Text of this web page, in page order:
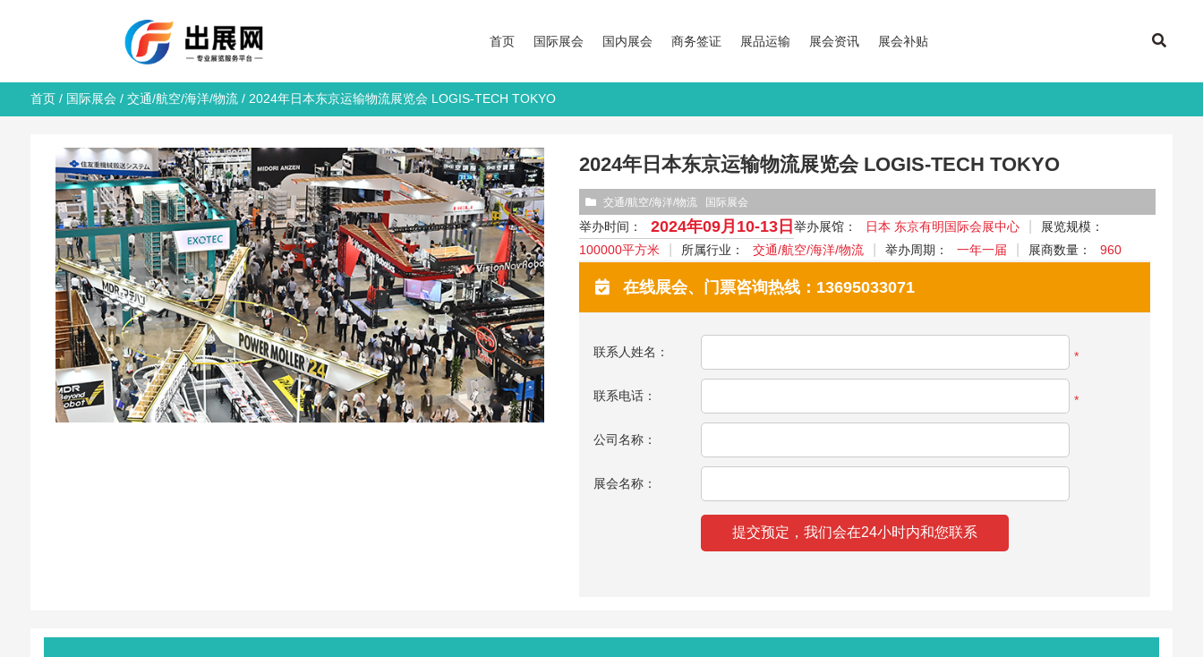
首页 国际展会 国内展会 商务签证 展品运输 展会资讯 展会补贴
首页/ 国际展会 / 交通/航空/海洋/物流/ 2024年日本东京运输物流展览会 LOGIS-TECH TOKYO
2024年日本东京运输物流展览会 LOGIS-TECH TOKYO
交通/航空/海洋/物流 国际展会
举办时间： 2024年09月10-13日举办展馆： 日本 东京有明国际会展中心
展览规模：
100000平方米
所属行业： 交通/航空/海洋/物流 举办周期： 一年一届 展商数量： 960
在线展会、门票咨询热线：13695033071
联系人姓名： *
联系电话： *
公司名称：
展会名称：